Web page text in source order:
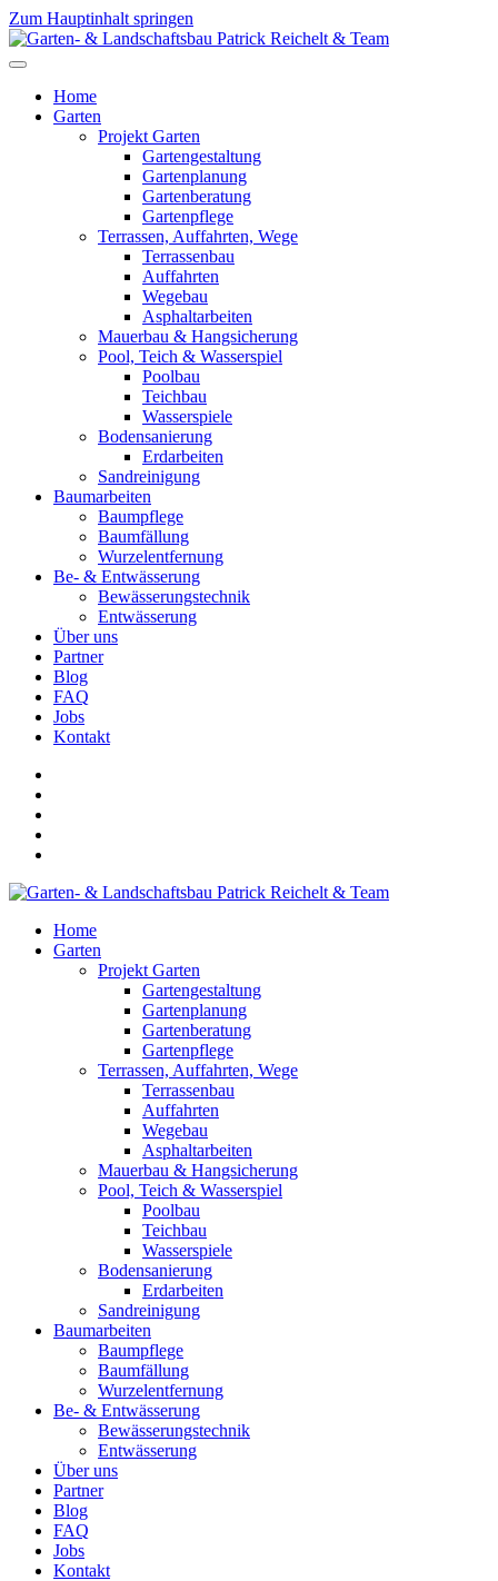
Zum Hauptinhalt springen
Home
Garten
Projekt Garten
Gartengestaltung
Gartenplanung
Gartenberatung
Gartenpflege
Terrassen, Auffahrten, Wege
Terrassenbau
Auffahrten
Wegebau
Asphaltarbeiten
Mauerbau & Hangsicherung
Pool, Teich & Wasserspiel
Poolbau
Teichbau
Wasserspiele
Bodensanierung
Erdarbeiten
Sandreinigung
Baumarbeiten
Baumpflege
Baumfällung
Wurzelentfernung
Be- & Entwässerung
Bewässerungstechnik
Entwässerung
Über uns
Partner
Blog
FAQ
Jobs
Kontakt
Home
Garten
Projekt Garten
Gartengestaltung
Gartenplanung
Gartenberatung
Gartenpflege
Terrassen, Auffahrten, Wege
Terrassenbau
Auffahrten
Wegebau
Asphaltarbeiten
Mauerbau & Hangsicherung
Pool, Teich & Wasserspiel
Poolbau
Teichbau
Wasserspiele
Bodensanierung
Erdarbeiten
Sandreinigung
Baumarbeiten
Baumpflege
Baumfällung
Wurzelentfernung
Be- & Entwässerung
Bewässerungstechnik
Entwässerung
Über uns
Partner
Blog
FAQ
Jobs
Kontakt